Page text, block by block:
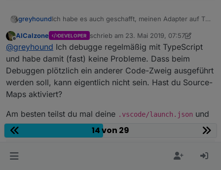
greyhoundIch habe es auch geschafft, meinen Adapter auf TS
einiges debuggen. Leider springt der Code nach
der Initialisierung im in
    onUnload(callback) {
        try {
this.log.info('cleaned
            callback();
        }
        catch (e) {
            callback();
Habe das auch mit main.ts aus dem TypeScript-
Adapter-Template versucht.
Starte ich den Adpater direkt über iobroker-Admin
wird augenscheinlich (laut Log) "onReady()"
ausgeführt.
Außerdem ist im onUnload this.log == undefined.
Muss ich beim Debuggen "tricksen", sprich einige
etwas konfigurieren?
Offline
AlCalzone DEVELOPER schrieb am 23. Mai 2019, 07:57
zuletzt editiert von AlCalzone
@greyhound Ich debugge regelmäßig mit TypeScript
und habe damit (fast) keine Probleme. Dass beim
Debuggen plötzlich ein anderer Code-Zweig ausgeführt
werden soll, kann eigentlich nicht sein. Hast du Source-
Maps aktiviert?
Am besten teilst du mal deine .vscode/launch.json und
tsconfig.json.
Außerdem ist im onUnload this.log == undefined.
14 von 29